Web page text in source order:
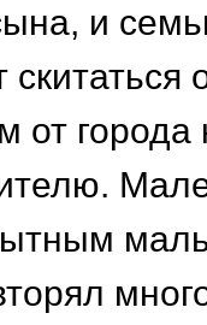
и
города